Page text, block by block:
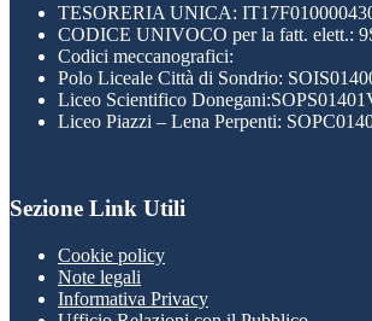
TESORERIA UNICA:
CODICE UNIVOCO per la fatt. elett.:
Codici meccanografici:
Polo Liceale Città di Sondrio:
Liceo Scientifico
Liceo Piazzi – Lena Perpenti:
Sezione Link Utili
Cookie policy
Note legali
Informativa Privacy